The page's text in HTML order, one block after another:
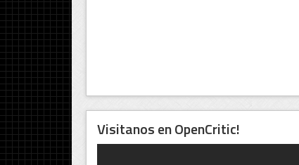
Visitanos en OpenCritic!